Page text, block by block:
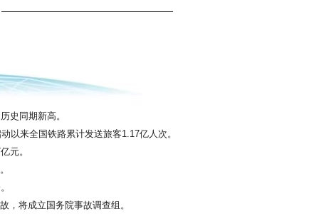
史同期新高。
来全国铁路累计发送旅客1.17亿人次。
元。
将成立国务院事故调查组。